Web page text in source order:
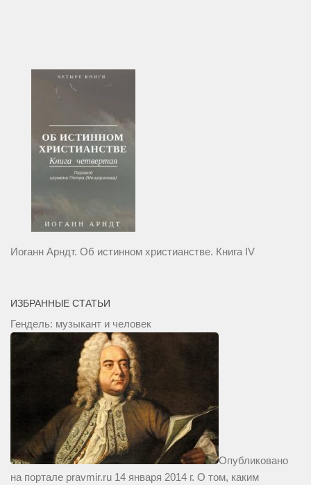
Иоганн Арндт. Об истинном христианстве. Книга IV
ИЗБРАННЫЕ СТАТЬИ
Гендель: музыкант и человек
Опубликовано
на портале pravmir.ru 14 января 2014 г. О том, каким